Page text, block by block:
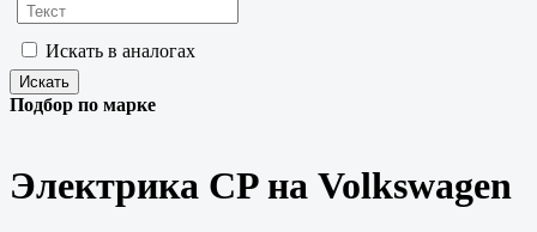
Искать в аналогах
Подбор по марке
Электрика CP на Volkswagen